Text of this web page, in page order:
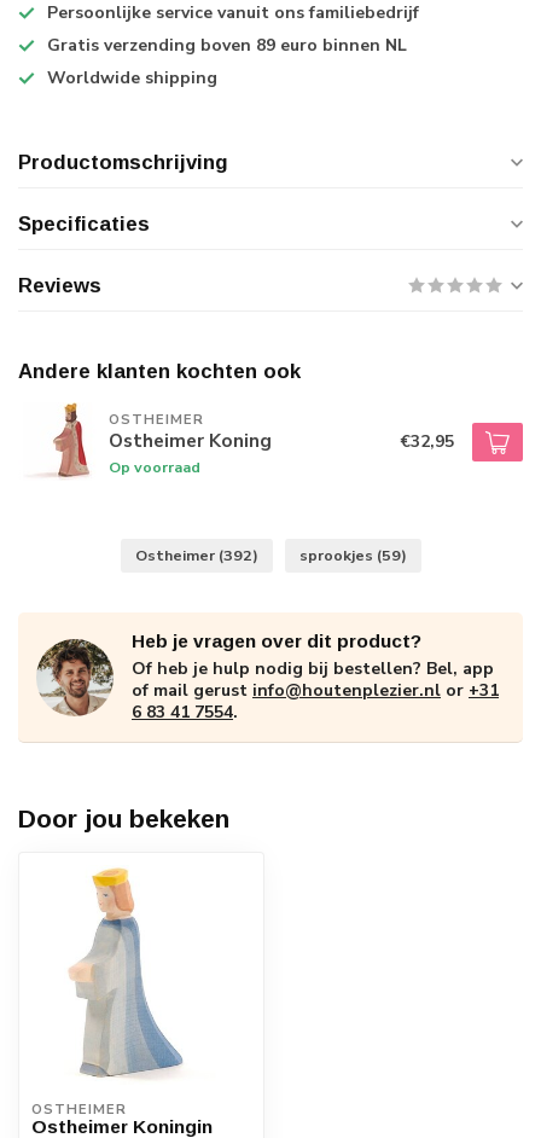
Persoonlijke service vanuit ons familiebedrijf
Gratis verzending boven 89 euro binnen NL
Worldwide shipping
Productomschrijving
Specificaties
Reviews
Andere klanten kochten ook
OSTHEIMER
Ostheimer Koning
Op voorraad
€32,95
Ostheimer (392) sprookjes (59)
Heb je vragen over dit product?
Of heb je hulp nodig bij bestellen? Bel, app
of mail gerust info@houtenplezier.nl or +31
6 83 41 7554.
Door jou bekeken
OSTHEIMER
Ostheimer Koningin